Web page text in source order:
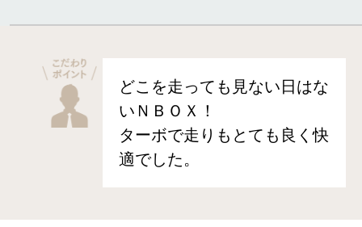
どこを走っても見ない日はな
いＮＢＯＸ！
ターボで走りもとても良く快
適でした。